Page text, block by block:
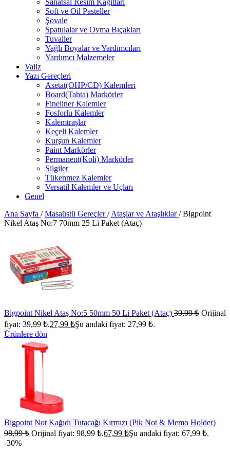
Sanatsal Resim Kağıtları
Soft ve Oil Pasteller
Şovale
Spatulalar ve Oyma Bıçakları
Tuvaller
Yağlı Boyalar ve Yardımcıları
Yardımcı Malzemeler
Valiz
Yazı Gereçleri
Asetat(OHP/CD) Kalemleri
Board(Tahta) Markörler
Fineliner Kalemler
Fosforlu Kalemler
Kalemtraşlar
Keçeli Kalemler
Kurşun Kalemler
Paint Markörler
Permanent(Koli) Markörler
Silgiler
Tükenmez Kalemler
Versatil Kalemler ve Uçları
Genel
Ana Sayfa / Masaüstü Gereçler/ Ataşlar ve Ataşlıklar/ Bigpoint
Nikel Ataş No:7 70mm 25 Li Paket (Ataç)
Bigpoint Nikel Ataş No:5 50mm 50 Li Paket (Ataç) 39,99₺ Orijinal
fiyat: 39,99 ₺.27,99 ₺Şu andaki fiyat: 27,99 ₺.
Ürünlere dön
Bigpoint Not Kağıdı Tutacağı Kırmızı (Pik Not & Memo Holder)
98,99₺ Orijinal fiyat: 98,99 ₺.67,99 ₺Şu andaki fiyat: 67,99 ₺.
-30%